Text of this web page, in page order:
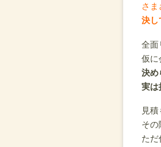
さま
決し
全面
仮に
決め
実は
見
その
ただ